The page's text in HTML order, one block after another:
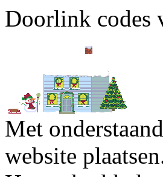
Doorlink codes
Met
website